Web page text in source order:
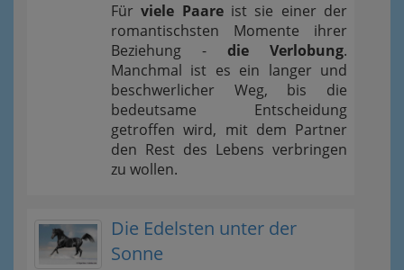
Fürviele Paareist sie einer der
romantischsten Momente ihrer
Beziehung - die Verlobung.
Manchmal ist es ein langer und
beschwerlicher Weg, bis die
bedeutsame Entscheidung
getroffen wird, mit dem Partner
den Rest des Lebens verbringen
zu wollen.
Die Edelsten unter der
Sonne